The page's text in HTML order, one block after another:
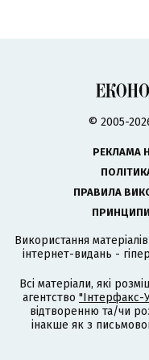
© 2005-
РЕКЛАМА
ПРАВИЛА
Використання
інтернет-видань -
Всі матеріали, які
агентство "Інтерфакс-
відтворенню та/чи
інакше як з